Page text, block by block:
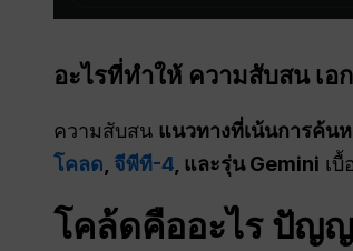
อะไรที่ทำให้ ความสับสนเอ
ความสับสน แนวทางที่เน้นการค้น
โคลด จีพีที-4 , และรุ่น Gemini เ
โคล้ดคืออะไร ปัญญ